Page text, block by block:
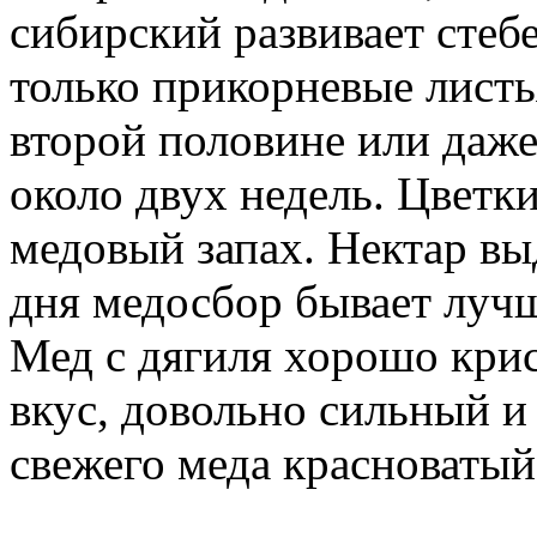
сибирский развивает
только прикорневые
второй половине или
около двух недель.
медовый запах. Нектар
дня медосбор бывает
Мед с дягиля хорошо
вкус, довольно сильный
свежего меда